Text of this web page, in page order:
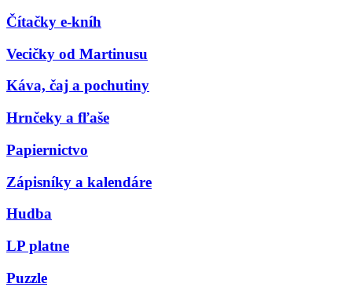
Čítačky e-kníh
Vecičky od Martinusu
Káva, čaj a pochutiny
Hrnčeky a fľaše
Papiernictvo
Zápisníky a kalendáre
Hudba
LP platne
Puzzle